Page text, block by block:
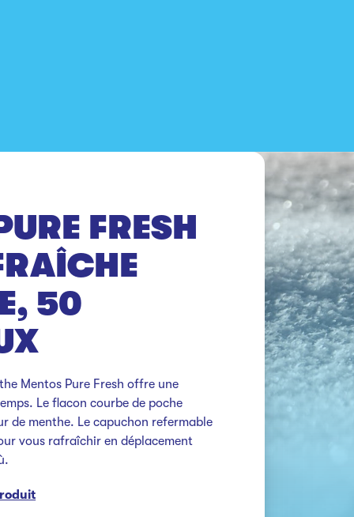
FRESH
50
Mentos Pure Fresh offre une
Le flacon courbe de poche
de menthe. Le capuchon refermable
vous rafraîchir en déplacement